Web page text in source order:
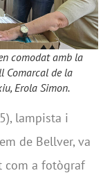
comodat amb la
Comarcal de la
Erola Simon.
lampista i
de Bellver, va
com a fotògraf